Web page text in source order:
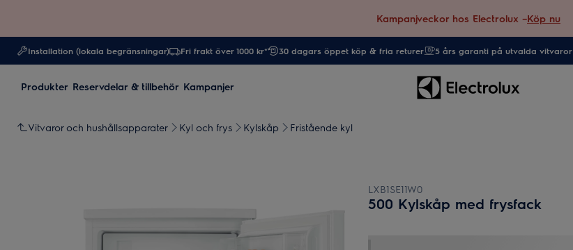
Kampanjveckor hos Electrolux –Köp nu
Installation (lokala begränsningar) Fri frakt över 1000 kr* 30 dagars öppet köp & fria returer 5 års garanti på utvalda vitvaror
Produkter Reservdelar & tillbehör Kampanjer
Vitvaror och hushållsapparater Kyl och frys Kylskåp Fristående kyl
LXB1SE11W0
500 Kylskåp med frysfack